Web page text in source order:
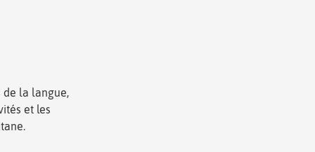
de la langue,
et les